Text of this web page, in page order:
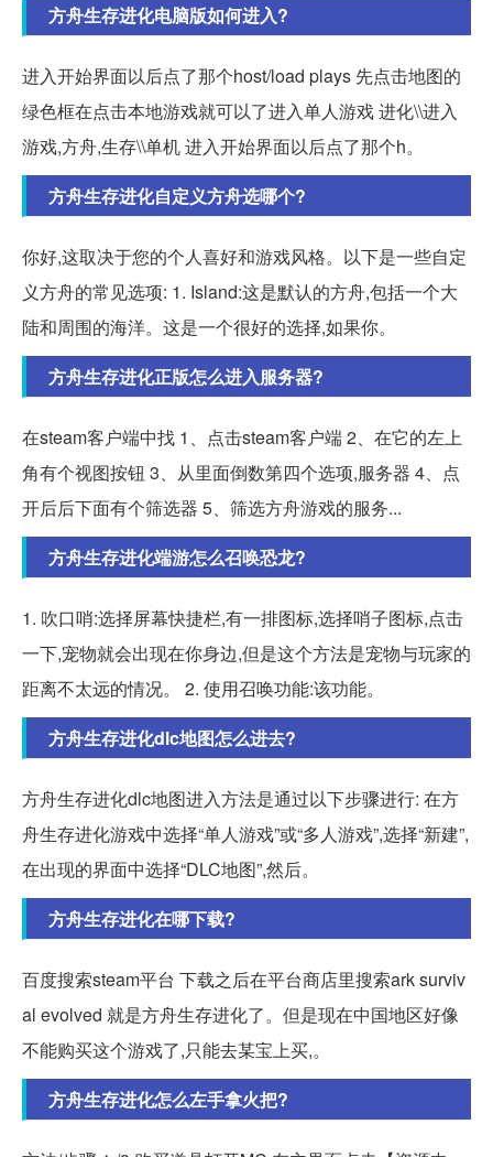
方舟生存进化电脑版如何进入?
进入开始界面以后点了那个host/load plays 先点击地图的
绿色框在点击本地游戏就可以了进入单人游戏 进化\\进入
游戏,方舟,生存\\单机 进入开始界面以后点了那个h。
方舟生存进化自定义方舟选哪个?
你好,这取决于您的个人喜好和游戏风格。以下是一些自定
义方舟的常见选项: 1. Island:这是默认的方舟,包括一个大
陆和周围的海洋。这是一个很好的选择,如果你。
方舟生存进化正版怎么进入服务器?
在steam客户端中找 1、点击steam客户端 2、在它的左上
角有个视图按钮 3、从里面倒数第四个选项,服务器 4、点
开后后下面有个筛选器 5、筛选方舟游戏的服务...
方舟生存进化端游怎么召唤恐龙?
1. 吹口哨:选择屏幕快捷栏,有一排图标,选择哨子图标,点击
一下,宠物就会出现在你身边,但是这个方法是宠物与玩家的
距离不太远的情况。 2. 使用召唤功能:该功能。
方舟生存进化dlc地图怎么进去?
方舟生存进化dlc地图进入方法是通过以下步骤进行: 在方
舟生存进化游戏中选择“单人游戏”或“多人游戏”,选择“新建”,
在出现的界面中选择“DLC地图”,然后。
方舟生存进化在哪下载?
百度搜索steam平台 下载之后在平台商店里搜索ark surviv
al evolved 就是方舟生存进化了。但是现在中国地区好像
不能购买这个游戏了,只能去某宝上买,。
方舟生存进化怎么左手拿火把?